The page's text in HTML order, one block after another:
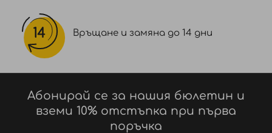
Връщане и замяна до 14 дни
Абонирай се за нашия бюлетин и
вземи 10% отстъпка при първа
поръчка